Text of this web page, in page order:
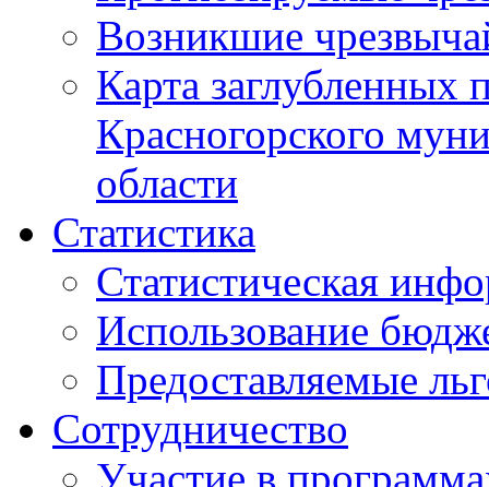
Возникшие
Карта
Красногорского
области
Статистика
Статистическая
Использование
Предоставляемые
Сотрудничество
Участие в